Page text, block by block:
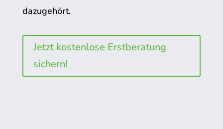
dazugehört.
Jetzt kostenlose Erstberatung
sichern!